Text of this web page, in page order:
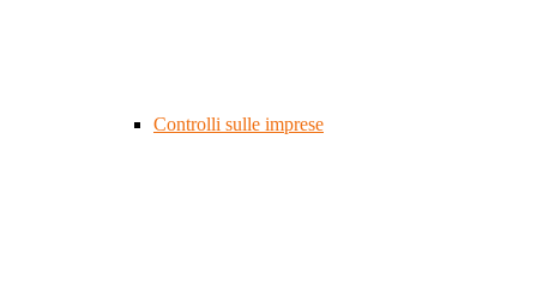
Controlli sulle imprese